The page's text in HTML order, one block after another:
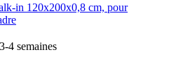
in 120x200x0,8 cm, pour
4 semaines